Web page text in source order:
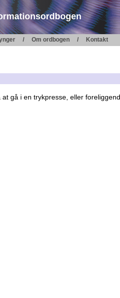
Om ordbogen Kontakt
at gå i en trykpresse, eller